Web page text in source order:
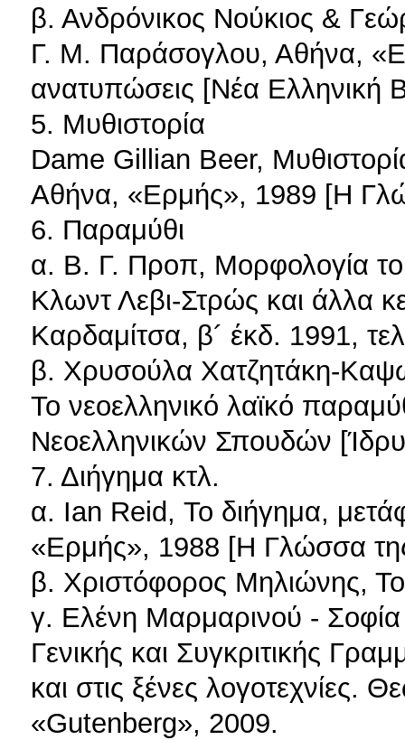
β. Ανδρόνικος Νούκιος &
Γ. Μ. Παράσογλου, Αθήνα,
ανατυπώσεις [Νέα Ελληνική
5. Μυθιστορία
Dame Gillian Beer,
Αθήνα, «Ερμής», 1989 [Η
6. Παραμύθι
α. Β. Γ. Προπ, Μορφολογία
Κλωντ Λεβι-Στρώς και άλλα
Καρδαμίτσα, β´ έκδ. 1991,
β. Χρυσούλα Χατζητάκη-
Το νεοελληνικό λαϊκό
Νεοελληνικών Σπουδών
7. Διήγημα κτλ.
α. Ian Reid, Το διήγημα,
«Ερμής», 1988 [Η Γλώσσα
β. Χριστόφορος Μηλιώνης,
γ. Ελένη Μαρμαρινού - Σοφία
Γενικής και Συγκριτικής
και στις ξένες
«Gutenberg», 2009.